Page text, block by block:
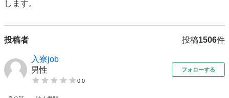
投稿者 投稿1506件
入寮job
男性
0.0
フォローする